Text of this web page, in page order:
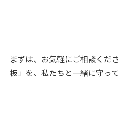
まずは、お気軽にご相談くだ
板」を、私たちと一緒に守っ